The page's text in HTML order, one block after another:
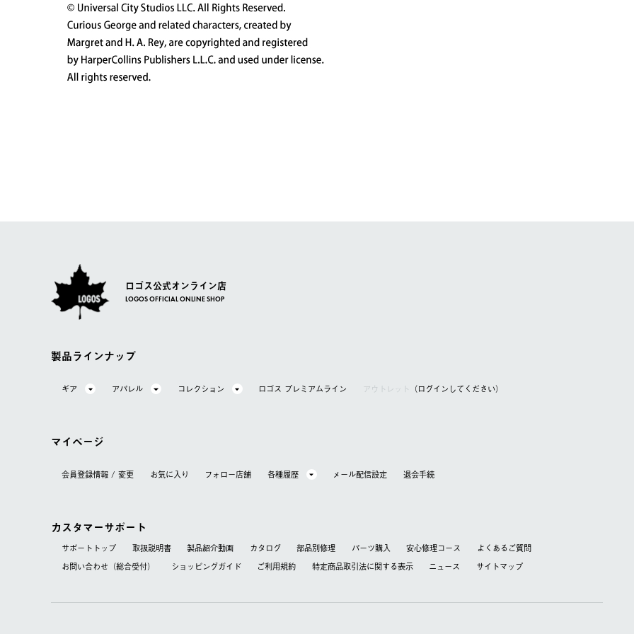
ロゴス公式オンライン店
LOGOS OFFICIAL ONLINE SHOP
製品ラインナップ
ギア アパレル コレクション ロゴス プレミアムライン アウトレット （ログインしてください）
マイページ
会員登録情報 / 変更 お気に⼊り フォロー店舗 各種履歴 メール配信設定 退会⼿続
カスタマーサポート
サポートトップ 取扱説明書 製品紹介動画 カタログ 部品別修理 パーツ購入 安心修理コース
よくあるご質問
お問い合わせ（総合受付）
ショッピングガイド ご利用規約 特定商品取引法に関する表⽰ ニュース サイトマップ